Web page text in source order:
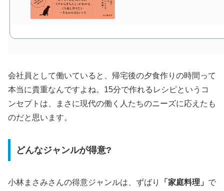
会社員として働いていると、帰宅後の夕食作りの時間って
本当に貴重なんですよね。15分で作れるレシピというコ
ンセプトは、まさに現代の働く人たちのニーズに応えたも
のだと思います。
どんなジャンルが得意?
小林まさみさんの得意ジャンルは、ずばり 「家庭料理」 で